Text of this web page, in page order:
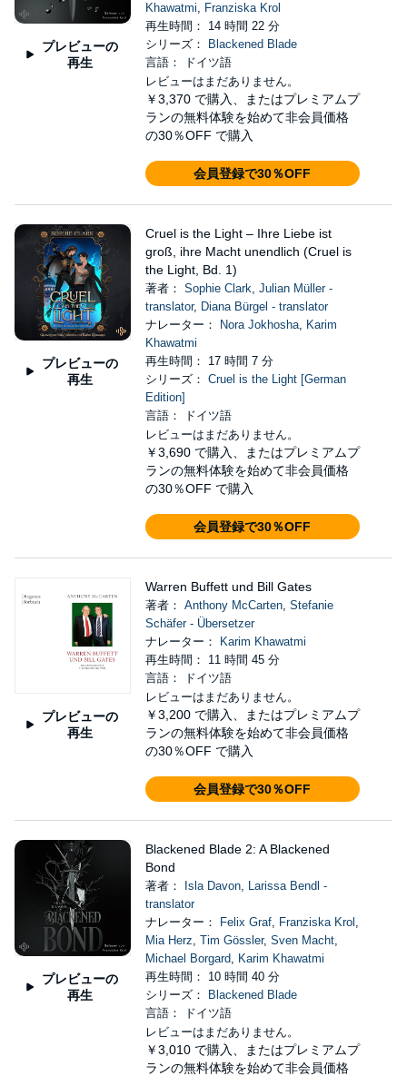
プレビューの
再生
Khawatmi, Franziska Krol
再生時間： 14 時間 22 分
シリーズ：
Blackened Blade
言語： ドイツ語
レビューはまだありません。
￥3,370 で購入、またはプレミアムプ
ランの無料体験を始めて非会員価格
の30％OFF で購入
会員登録で30％OFF
プレビューの
再生
Cruel is the Light – Ihre Liebe ist
groß, ihre Macht unendlich (Cruel is
the Light, Bd. 1)
著者： Sophie Clark, Julian Müller -
translator, Diana Bürgel - translator
ナレーター：
Nora Jokhosha, Karim
Khawatmi
再生時間： 17 時間 7 分
シリーズ： Cruel is the Light [German
Edition]
言語： ドイツ語
レビューはまだありません。
￥3,690 で購入、またはプレミアムプ
ランの無料体験を始めて非会員価格
の30％OFF で購入
会員登録で30％OFF
プレビューの
再生
Warren Buffett und Bill Gates
著者： Anthony McCarten, Stefanie
Schäfer - Übersetzer
ナレーター：
Karim Khawatmi
再生時間： 11 時間 45 分
言語： ドイツ語
レビューはまだありません。
￥3,200 で購入、またはプレミアムプ
ランの無料体験を始めて非会員価格
の30％OFF で購入
会員登録で30％OFF
プレビューの
再生
Blackened Blade 2: A Blackened
Bond
著者： Isla Davon, Larissa Bendl -
translator
ナレーター：
Felix Graf, Franziska Krol ,
Mia Herz, Tim Gössler, Sven Macht,
Michael Borgard, Karim Khawatmi
再生時間： 10 時間 40 分
シリーズ：
Blackened Blade
言語： ドイツ語
レビューはまだありません。
￥3,010 で購入、またはプレミアムプ
ランの無料体験を始めて非会員価格